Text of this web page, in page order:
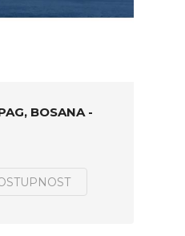
BOSANA -